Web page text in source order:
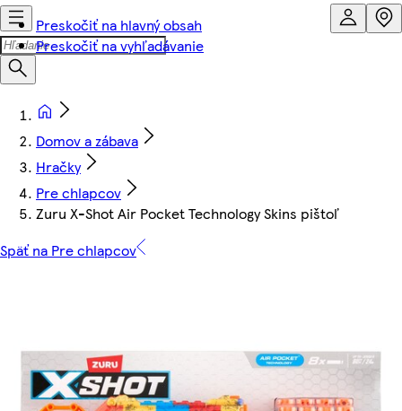
Preskočiť na hlavný obsah
Preskočiť na vyhľadávanie
Domov a zábava
Hračky
Pre chlapcov
Zuru X-Shot Air Pocket Technology Skins pištoľ
Späť na Pre chlapcov